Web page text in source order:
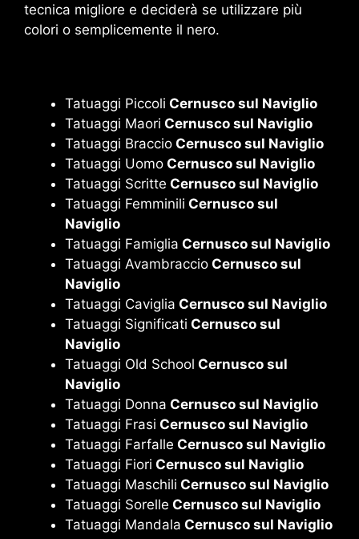
tecnica migliore e deciderà se utilizzare più
colori o semplicemente il nero.
Tatuaggi Piccoli Cernusco sul Naviglio
Tatuaggi Maori Cernusco sul Naviglio
Tatuaggi Braccio Cernusco sul Naviglio
Tatuaggi Uomo Cernusco sul Naviglio
Tatuaggi Scritte Cernusco sul Naviglio
Tatuaggi Femminili Cernusco sul
Naviglio
Tatuaggi Famiglia Cernusco sul Naviglio
Tatuaggi Avambraccio Cernusco sul
Naviglio
Tatuaggi Caviglia Cernusco sul Naviglio
Tatuaggi Significati Cernusco sul
Naviglio
Tatuaggi Old School Cernusco sul
Naviglio
Tatuaggi Donna Cernusco sul Naviglio
Tatuaggi Frasi Cernusco sul Naviglio
Tatuaggi Farfalle Cernusco sul Naviglio
Tatuaggi Fiori Cernusco sul Naviglio
Tatuaggi Maschili Cernusco sul Naviglio
Tatuaggi Sorelle Cernusco sul Naviglio
Tatuaggi Mandala Cernusco sul Naviglio